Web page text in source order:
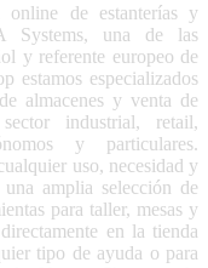
de estanterías y
Systems, una de las
y referente europeo de
estamos especializados
almacenes y venta de
industrial, retail,
y particulares.
uso, necesidad y
amplia selección de
para taller, mesas y
en la tienda
tipo de ayuda o para